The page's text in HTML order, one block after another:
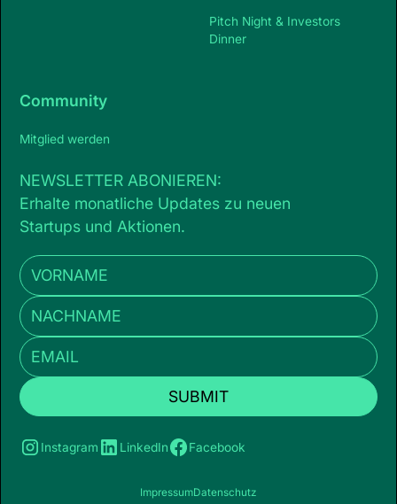
Pitch Night & Investors
Dinner
Community
Mitglied werden
NEWSLETTER ABONIEREN:
Erhalte monatliche Updates zu neuen
Startups und Aktionen.
Instagram LinkedIn Facebook
ImpressumDatenschutz